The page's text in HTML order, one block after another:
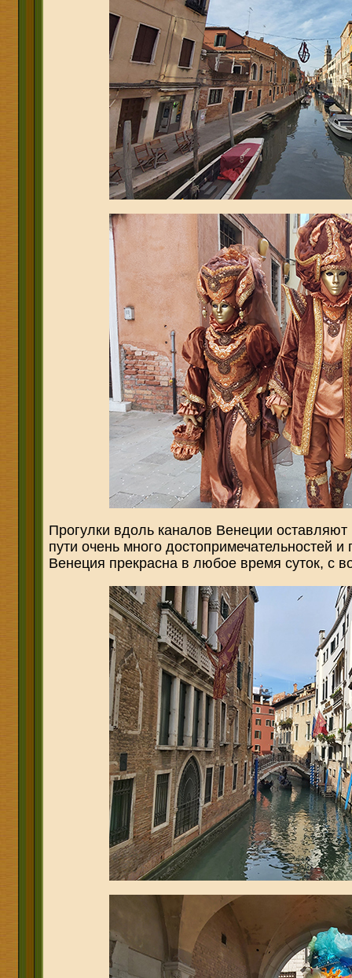
Прогулки вдоль каналов Венеции
пути очень много достопримечательностей
Венеция прекрасна в любое время суток, с